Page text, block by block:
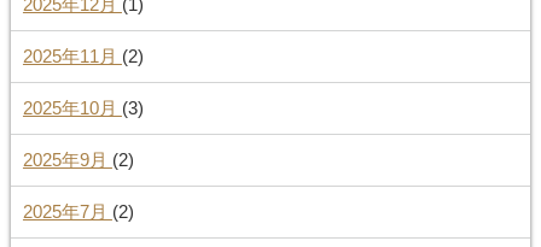
2025年12月 (1)
2025年11月 (2)
2025年10月 (3)
2025年9月 (2)
2025年7月 (2)